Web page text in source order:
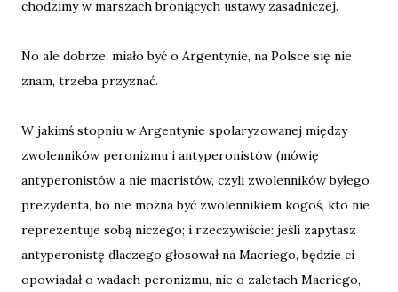
chodzimy w marszach broniących ustawy zasadniczej.
No ale dobrze, miało być o Argentynie, na Polsce się nie
znam, trzeba przyznać.
W jakimś stopniu w Argentynie spolaryzowanej między
zwolenników peronizmu i antyperonistów (mówię
antyperonistów a nie macristów, czyli zwolenników byłego
prezydenta, bo nie można być zwolennikiem kogoś, kto nie
reprezentuje sobą niczego; i rzeczywiście: jeśli zapytasz
antyperonistę dlaczego głosował na Macriego, będzie ci
opowiadał o wadach peronizmu, nie o zaletach Macriego,